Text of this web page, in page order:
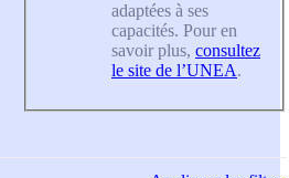
adaptées à ses
capacités. Pour en
savoir plus, consultez
le site de l’UNEA.